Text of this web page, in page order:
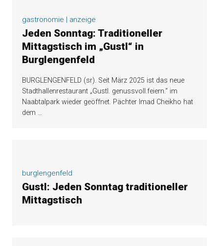
gastronomie | anzeige
Jeden Sonntag: Traditioneller
Mittagstisch im „Gustl“ in
Burglengenfeld
BURGLENGENFELD (sr). Seit März 2025 ist das neue
Stadthallenrestaurant „Gustl. genussvoll.feiern.“ im
Naabtalpark wieder geöffnet. Pächter Imad Cheikho hat
dem …
burglengenfeld
Gustl: Jeden Sonntag traditioneller
Mittagstisch